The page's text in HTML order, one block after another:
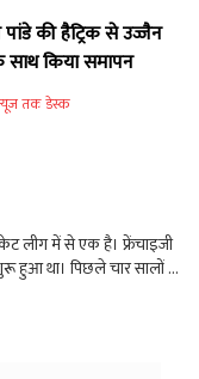
की हैट्रिक से उज्जैन
किया समापन
तक डेस्क
लीग में से एक है। फ्रेंचाइजी
हुआ था। पिछले चार सालों से
दिख रही लखनऊ सुपर
टीमों को देखते हैं.
25 नवंबर 2024 को हुए